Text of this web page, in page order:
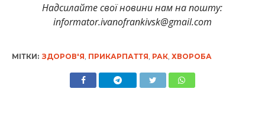
Надсилайте свої новини нам на пошту:
informator.ivanofrankivsk@gmail.com
МІТКИ: ЗДОРОВ'Я ПРИКАРПАТТЯ РАК, ХВОРОБА